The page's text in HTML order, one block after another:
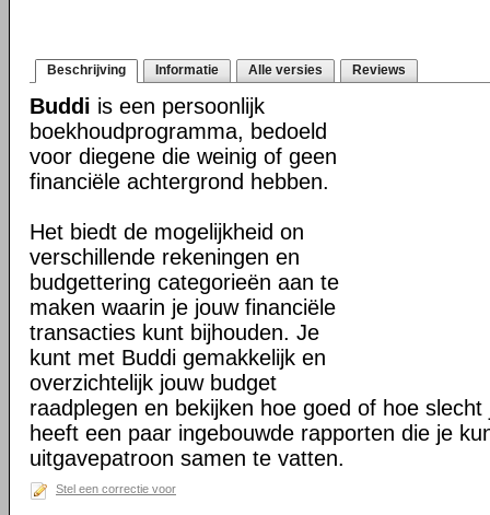
Beschrijving Informatie Alle versies Reviews
Buddi is een persoonlijk
boekhoudprogramma, bedoeld
voor diegene die weinig of geen
financiële achtergrond hebben.
Het biedt de mogelijkheid on
verschillende rekeningen en
budgettering categorieën aan te
maken waarin je jouw financiële
transacties kunt bijhouden. Je
kunt met Buddi gemakkelijk en
overzichtelijk jouw budget
raadplegen en bekijken hoe goed of hoe
heeft een paar ingebouwde rapporten die je
uitgavepatroon samen te vatten.
Stel een correctie voor